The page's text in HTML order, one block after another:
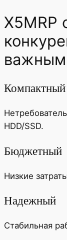
X5MRP
важным
Компактный
HDD/SSD.
Бюджетный
Низкие
Надежный
Стабильная